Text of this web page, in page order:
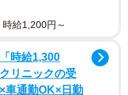
、扉の内側に垂らしておき
給1,200円～
時給1,300
リニックの受
車通勤OK×日勤